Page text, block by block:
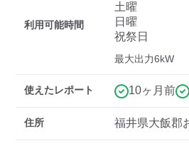
三菱ディーラーを表示
トヨタディーラーを表
充電器の出力
利用可能時間
土曜
日曜
祝祭日
最大出力6kW
使えたレポート 10ヶ月前
住所 福井県大飯郡